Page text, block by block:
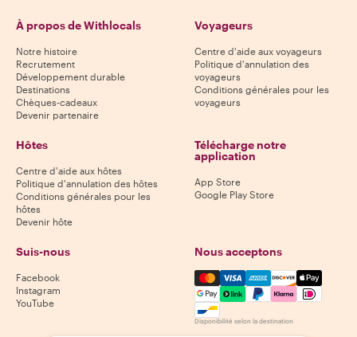
À propos de Withlocals
Notre histoire
Recrutement
Développement durable
Destinations
Chèques-cadeaux
Devenir partenaire
Voyageurs
Centre d'aide aux voyageurs
Politique d'annulation des
voyageurs
Conditions générales pour les
voyageurs
Hôtes
Centre d'aide aux hôtes
Politique d'annulation des hôtes
Conditions générales pour les
hôtes
Devenir hôte
Télécharge notre
application
App Store
Google Play Store
Suis-nous
Facebook
Instagram
YouTube
Nous acceptons
Mastercard, Visa, Amex,
Disponibilité selon la destination